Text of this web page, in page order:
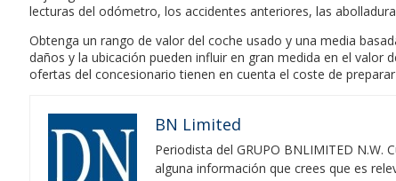
lecturas del odómetro, los accidentes anteriores, las
Obtenga un rango de valor del coche usado y una media
daños y la ubicación pueden influir en gran medida en el
ofertas del concesionario tienen en cuenta el coste de
BN Limited
Periodista del GRUPO BNLIMITED
alguna información que crees que es